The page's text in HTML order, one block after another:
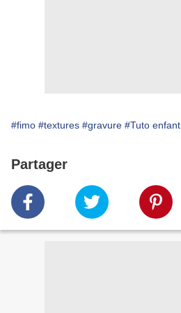
#fimo #textures #gravure #Tuto enfant
Partager